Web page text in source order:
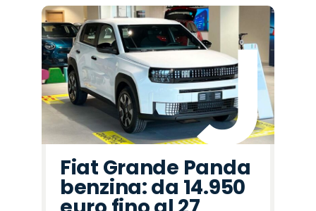
Fiat Grande Panda
benzina: da 14.950